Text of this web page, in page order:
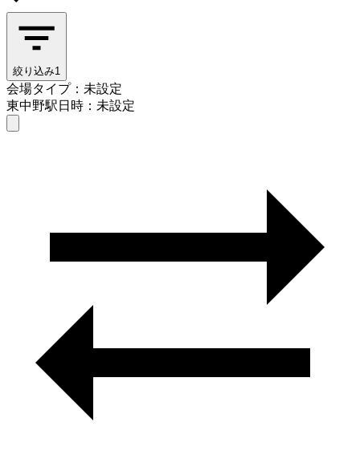
絞り込み1
会場タイプ：未設定
東中野駅日時：未設定